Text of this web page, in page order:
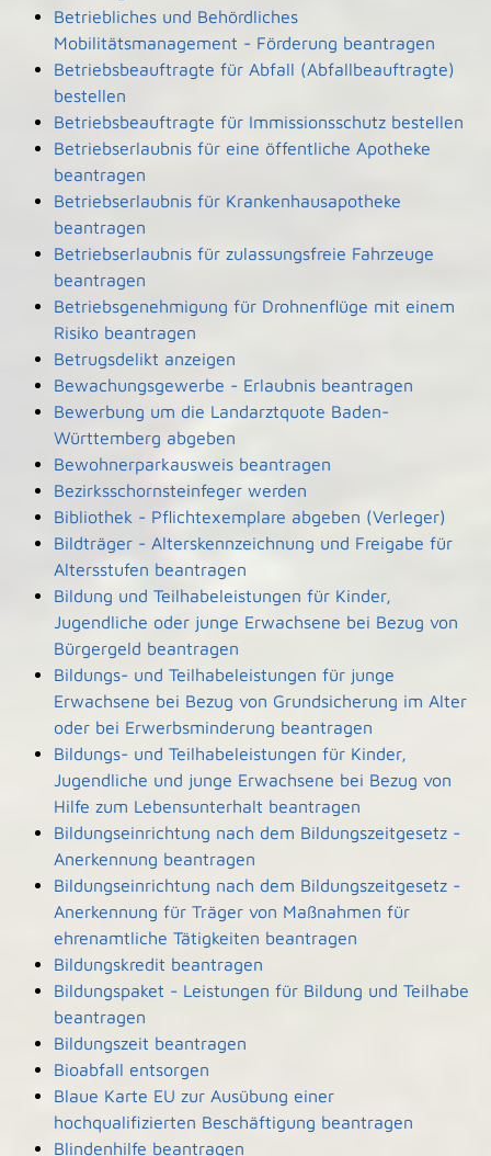
Betriebliches und Behördliches
Mobilitätsmanagement - Förderung beantragen
Betriebsbeauftragte für Abfall (Abfallbeauftragte)
bestellen
Betriebsbeauftragte für Immissionsschutz bestellen
Betriebserlaubnis für eine öffentliche Apotheke
beantragen
Betriebserlaubnis für Krankenhausapotheke
beantragen
Betriebserlaubnis für zulassungsfreie Fahrzeuge
beantragen
Betriebsgenehmigung für Drohnenflüge mit einem
Risiko beantragen
Betrugsdelikt anzeigen
Bewachungsgewerbe - Erlaubnis beantragen
Bewerbung um die Landarztquote Baden-
Württemberg abgeben
Bewohnerparkausweis beantragen
Bezirksschornsteinfeger werden
Bibliothek - Pflichtexemplare abgeben (Verleger)
Bildträger - Alterskennzeichnung und Freigabe für
Altersstufen beantragen
Bildung und Teilhabeleistungen für Kinder,
Jugendliche oder junge Erwachsene bei Bezug von
Bürgergeld beantragen
Bildungs- und Teilhabeleistungen für junge
Erwachsene bei Bezug von Grundsicherung im Alter
oder bei Erwerbsminderung beantragen
Bildungs- und Teilhabeleistungen für Kinder,
Jugendliche und junge Erwachsene bei Bezug von
Hilfe zum Lebensunterhalt beantragen
Bildungseinrichtung nach dem Bildungszeitgesetz -
Anerkennung beantragen
Bildungseinrichtung nach dem Bildungszeitgesetz -
Anerkennung für Träger von Maßnahmen für
ehrenamtliche Tätigkeiten beantragen
Bildungskredit beantragen
Bildungspaket - Leistungen für Bildung und Teilhabe
beantragen
Bildungszeit beantragen
Bioabfall entsorgen
Blaue Karte EU zur Ausübung einer
hochqualifizierten Beschäftigung beantragen
Blindenhilfe beantragen